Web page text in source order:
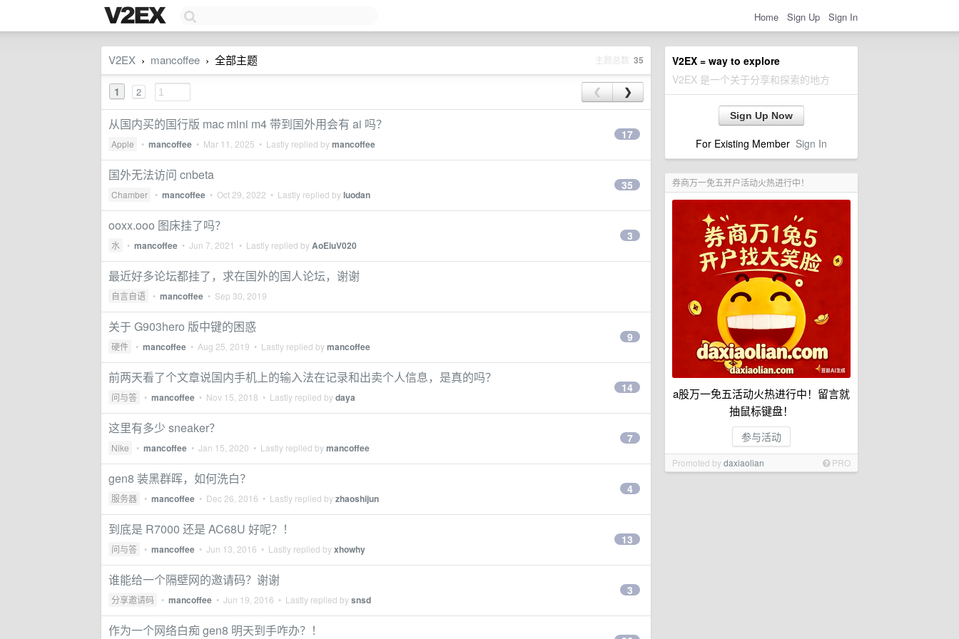
Home Sign Up Sign In
V2EX = way to explore
V2EX 是一个关于分享和探索的地方
Sign Up Now
For Existing Member Sign In
券商万一免五开户活动火热进行中！
a股万一免五活动火热进行中！留言就
抽鼠标键盘！
参与活动
Promoted bydaxiaolian PRO
V2EX › mancoffee › 全部主题 主题总数 35
1 2 ❮ ❯
从国内买的国行版 mac mini m4 带到国外用会有 ai 吗？
Apple • mancoffee • Mar 11, 2025 • Lastly replied bymancoffee
17
国外无法访问 cnbeta
Chamber • mancoffee • Oct 29, 2022 • Lastly replied byluodan
35
ooxx.ooo 图床挂了吗？
水 • mancoffee • Jun 7, 2021 • Lastly replied byAoEiuV020
3
最近好多论坛都挂了，求在国外的国人论坛，谢谢
自言自语 • mancoffee • Sep 30, 2019
关于 G903hero 版中键的困惑
硬件 • mancoffee • Aug 25, 2019 • Lastly replied bymancoffee
9
前两天看了个文章说国内手机上的输入法在记录和出卖个人信息，是真的吗？
问与答 • mancoffee • Nov 15, 2018 • Lastly replied bydaya
14
这里有多少 sneaker？
Nike • mancoffee • Jan 15, 2020 • Lastly replied bymancoffee
7
gen8 装黑群晖，如何洗白？
服务器 • mancoffee • Dec 26, 2016 • Lastly replied byzhaoshijun
4
到底是 R7000 还是 AC68U 好呢？！
问与答 • mancoffee • Jun 13, 2016 • Lastly replied byxhowhy
13
谁能给一个隔壁网的邀请码？谢谢
分享邀请码 • mancoffee • Jun 19, 2016 • Lastly replied bysnsd
3
作为一个网络白痴 gen8 明天到手咋办？！